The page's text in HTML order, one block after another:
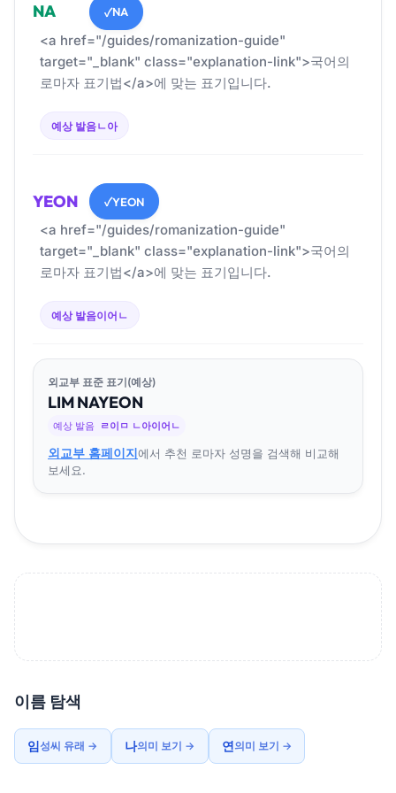
NA ✓NA
<a href="/guides/romanization-guide"
target="_blank" class="explanation-link">국어의
로마자 표기법</a>에 맞는 표기입니다.
예상 발음ㄴ아
YEON ✓YEON
<a href="/guides/romanization-guide"
target="_blank" class="explanation-link">국어의
로마자 표기법</a>에 맞는 표기입니다.
예상 발음이어ㄴ
외교부 표준 표기(예상)
LIMNAYEON
예상 발음 ㄹ이ㅁ ㄴ아이어ㄴ
외교부 홈페이지에서 추천 로마자 성명을 검색해 비교해
보세요.
이름 탐색
임성씨 유래 → 나의미 보기 → 연의미 보기 →